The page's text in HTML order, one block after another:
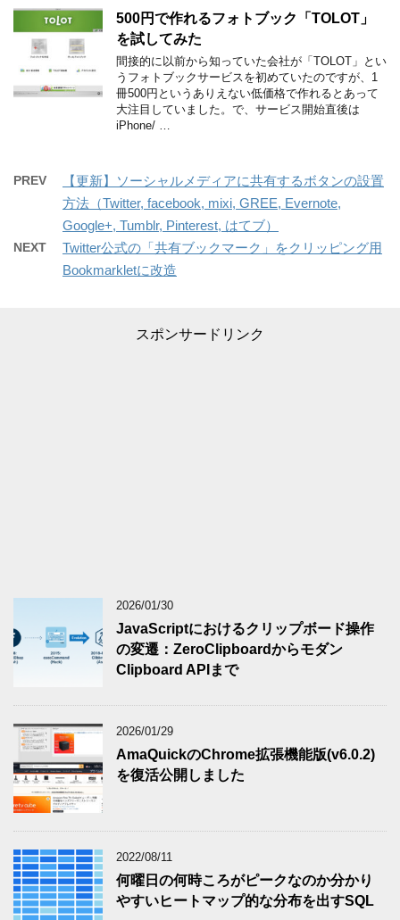
500円で作れるフォトブック「TOLOT」
を試してみた
間接的に以前から知っていた会社が「TOLOT」とい
うフォトブックサービスを初めていたのですが、1
冊500円というありえない低価格で作れるとあって
大注目していました。で、サービス開始直後は
iPhone/ …
PREV
【更新】ソーシャルメディアに共有するボタンの設置
方法（Twitter, facebook, mixi, GREE, Evernote,
Google+, Tumblr, Pinterest, はてブ）
NEXT
Twitter公式の「共有ブックマーク」をクリッピング用
Bookmarkletに改造
スポンサードリンク
2026/01/30
JavaScriptにおけるクリップボード操作
の変遷：ZeroClipboardからモダン
Clipboard APIまで
2026/01/29
AmaQuickのChrome拡張機能版(v6.0.2)
を復活公開しました
2022/08/11
何曜日の何時ころがピークなのか分かり
やすいヒートマップ的な分布を出すSQL